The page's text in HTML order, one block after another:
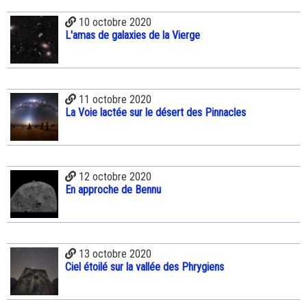
10 octobre 2020
L'amas de galaxies de la Vierge
11 octobre 2020
La Voie lactée sur le désert des Pinnacles
12 octobre 2020
En approche de Bennu
13 octobre 2020
Ciel étoilé sur la vallée des Phrygiens